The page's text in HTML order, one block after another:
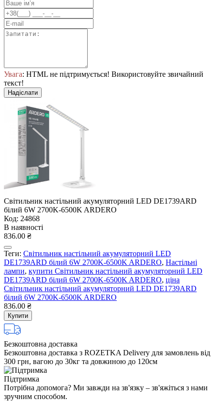
Увага: HTML не підтримується! Використовуйте звичайний
текст!
Надіслати
Свiтильник настiльний акумуляторний LED DE1739ARD
білий 6W 2700K-6500K ARDERO
Код: 24868
В наявності
836.00 ₴
Теги: Свiтильник настiльний акумуляторний LED
DE1739ARD білий 6W 2700K-6500K ARDERO, Настільні
лампи, купити Свiтильник настiльний акумуляторний LED
DE1739ARD білий 6W 2700K-6500K ARDERO, ціна
Свiтильник настiльний акумуляторний LED DE1739ARD
білий 6W 2700K-6500K ARDERO
836.00 ₴
Купити
Безкоштовна доставка
Безкоштовна доставка з ROZETKA Delivery для замовлень від
300 грн, вагою до 30кг та довжиною до 120см
Підтримка
Потрібна допомога? Ми завжди на зв'язку – зв'яжіться з нами
зручним способом.